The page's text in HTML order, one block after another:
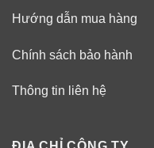
Hướng dẫn mua hàng
Chính sách bảo hành
Thông tin liên hệ